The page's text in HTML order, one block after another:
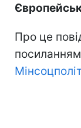
Про це